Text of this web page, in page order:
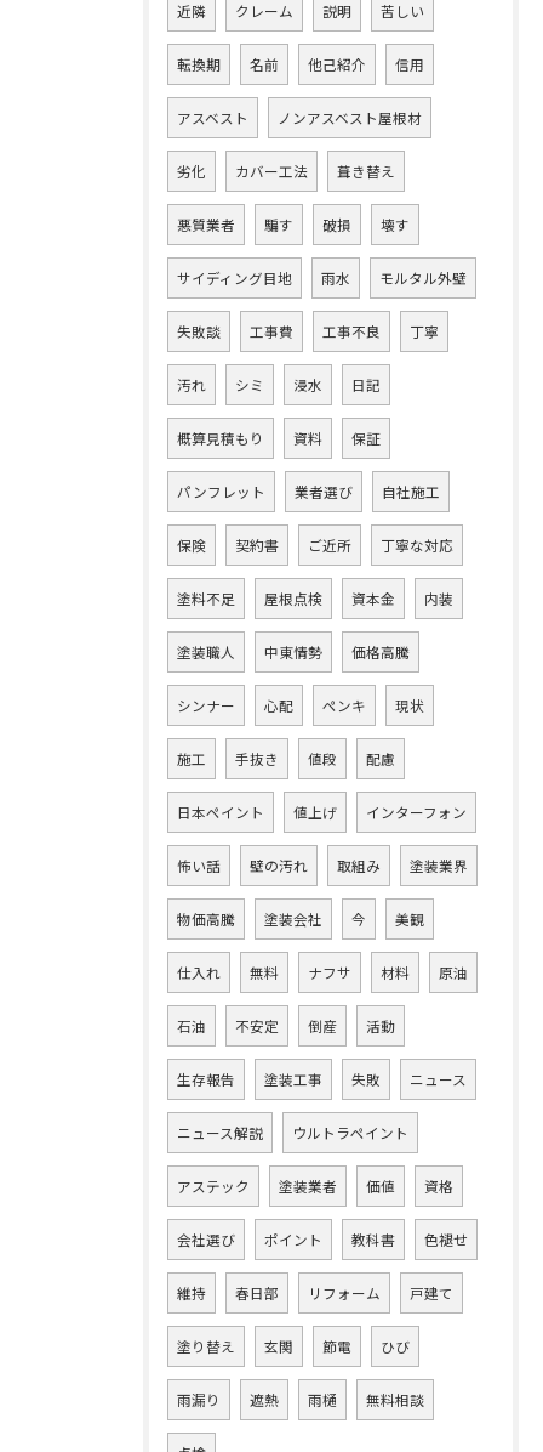
近隣 クレーム 説明 苦しい
転換期 名前 他己紹介 信用
アスベスト ノンアスベスト屋根材
劣化 カバー工法 葺き替え
悪質業者 騙す 破損 壊す
サイディング目地 雨水 モルタル外壁
失敗談 工事費 工事不良 丁寧
汚れ シミ 浸水 日記
概算見積もり 資料 保証
パンフレット 業者選び 自社施工
保険 契約書 ご近所 丁寧な対応
塗料不足 屋根点検 資本金 内装
塗装職人 中東情勢 価格高騰
シンナー 心配 ペンキ 現状
施工 手抜き 値段 配慮
日本ペイント 値上げ インターフォン
怖い話 壁の汚れ 取組み 塗装業界
物価高騰 塗装会社 今 美観
仕入れ 無料 ナフサ 材料 原油
石油 不安定 倒産 活動
生存報告 塗装工事 失敗 ニュース
ニュース解説 ウルトラペイント
アステック 塗装業者 価値 資格
会社選び ポイント 教科書 色褪せ
維持 春日部 リフォーム 戸建て
塗り替え 玄関 節電 ひび
雨漏り 遮熱 雨樋 無料相談